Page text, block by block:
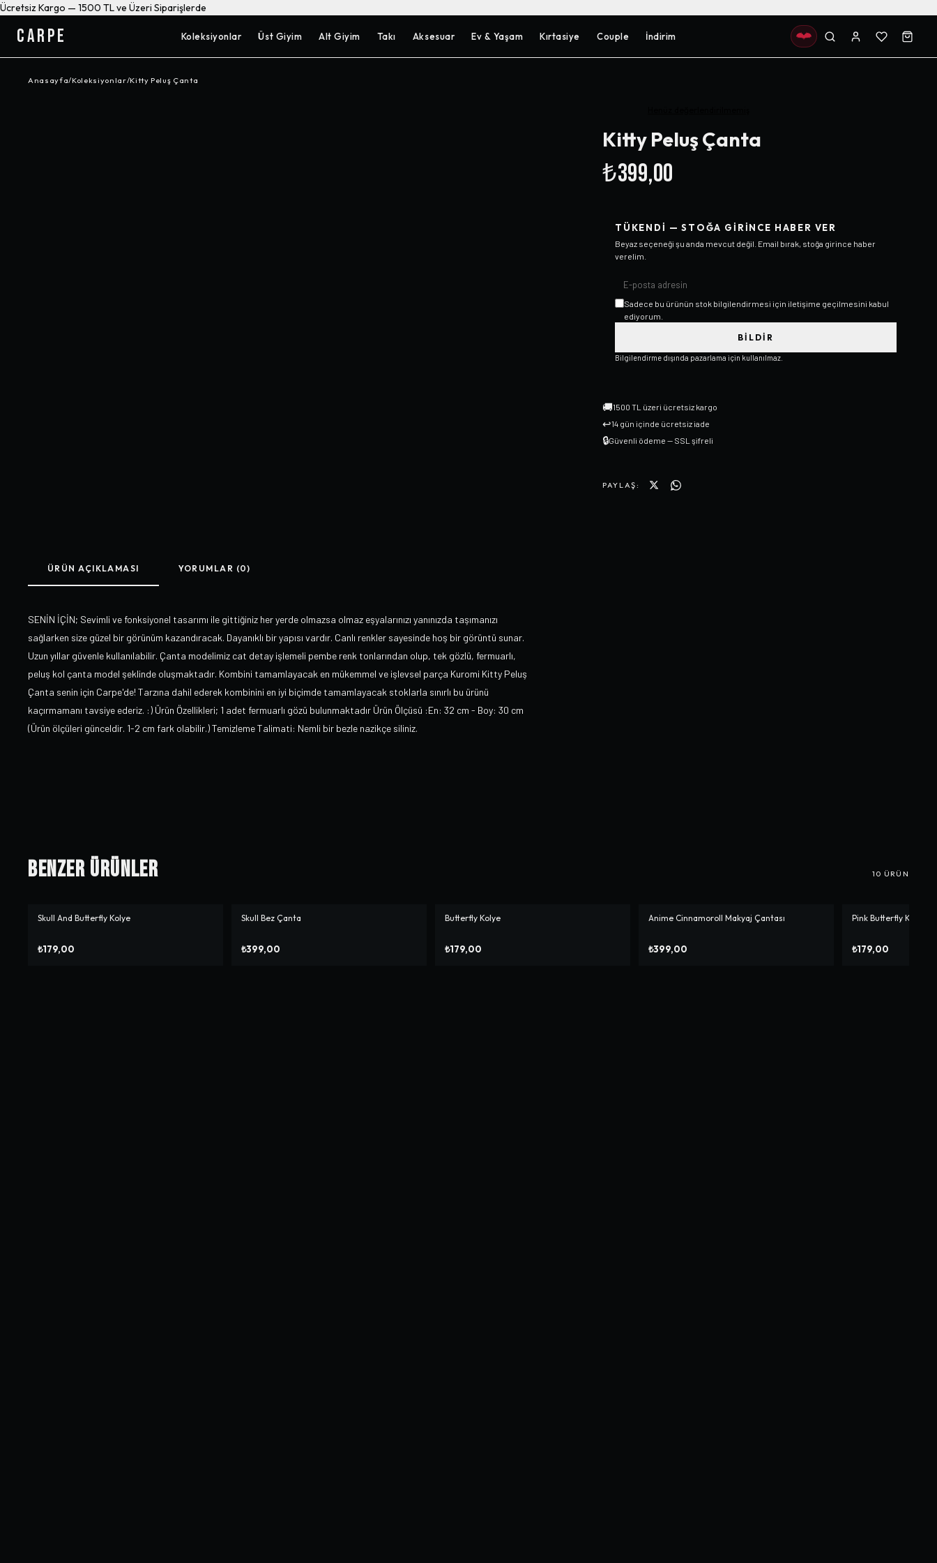
Ücretsiz Kargo — 1500 TL ve Üzeri Siparişlerde
CARPE Koleksiyonlar Üst Giyim Alt Giyim Takı Aksesuar Ev & Yaşam Kırtasiye Couple İndirim
Anasayfa/Koleksiyonlar/Kitty Peluş Çanta
Kitty Peluş Çanta
₺399,00
TÜKENDI — STOĞA GIRINCE HABER VER
Beyaz seçeneği şu anda mevcut değil. Email bırak, stoğa girince haber
verelim.
Sadece bu ürünün stok bilgilendirmesi için iletişime geçilmesini kabul
ediyorum.
BILDIR
Bilgilendirme dışında pazarlama için kullanılmaz.
🚚1500 TL üzeri ücretsiz kargo
↩14 gün içinde ücretsiz iade
🔒Güvenli ödeme — SSL şifreli
PAYLAŞ:
ÜRÜN AÇIKLAMASI YORUMLAR (0)
SENİN İÇİN; Sevimli ve fonksiyonel tasarımı ile gittiğiniz her yerde olmazsa olmaz eşyalarınızı yanınızda taşımanızı
sağlarken size güzel bir görünüm kazandıracak. Dayanıklı bir yapısı vardır. Canlı renkler sayesinde hoş bir görüntü sunar.
Uzun yıllar güvenle kullanılabilir. Çanta modelimiz cat detay işlemeli pembe renk tonlarından olup, tek gözlü, fermuarlı,
peluş kol çanta model şeklinde oluşmaktadır. Kombini tamamlayacak en mükemmel ve işlevsel parça Kuromi Kitty Peluş
Çanta senin için Carpe'de! Tarzına dahil ederek kombinini en iyi biçimde tamamlayacak stoklarla sınırlı bu ürünü
kaçırmamanı tavsiye ederiz. :) Ürün Özellikleri; 1 adet fermuarlı gözü bulunmaktadır Ürün Ölçüsü :En: 32 cm - Boy: 30 cm
(Ürün ölçüleri günceldir. 1-2 cm fark olabilir.) Temizleme Talimati: Nemli bir bezle nazikçe siliniz.
Benzer Ürünler 10 ÜRÜN
Skull And Butterfly Kolye
₺179,00
Skull Bez Çanta
₺399,00
Butterfly Kolye
₺179,00
Anime Cinnamoroll Makyaj Çantası
₺399,00
Pink Butterfly Küpe
₺179,00